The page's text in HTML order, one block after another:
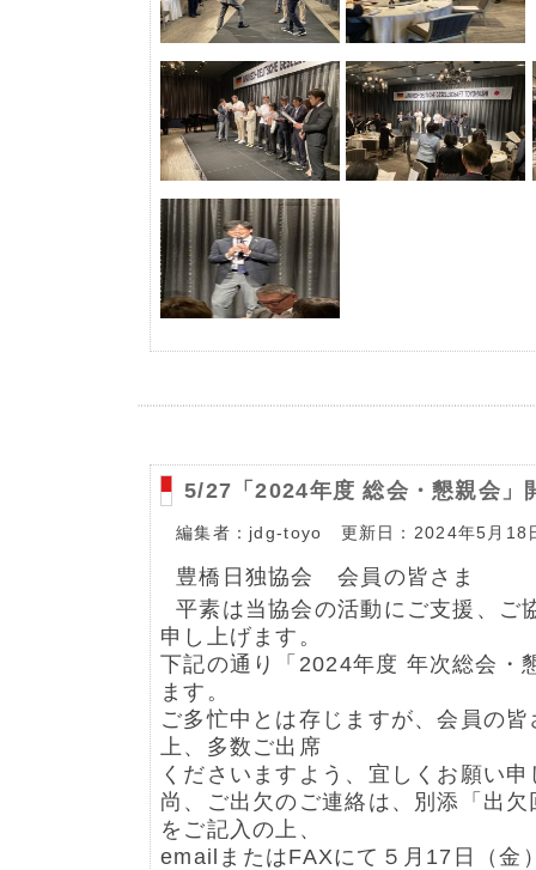
5/27「2024年度 総会・懇親会」
編集者：jdg-toyo 更新日：2024年5月18
豊橋日独協会 会員の皆さま
平素は当協会の活動にご支援、ご
申し上げます。
下記の通り「2024年度 年次総会・
ます。
ご多忙中とは存じますが、会員の
上、多数ご出席
くださいますよう、宜しくお願い
尚、ご出欠のご連絡は、別添「出
をご記入の上、
emailまたはFAXにて５月17日（金